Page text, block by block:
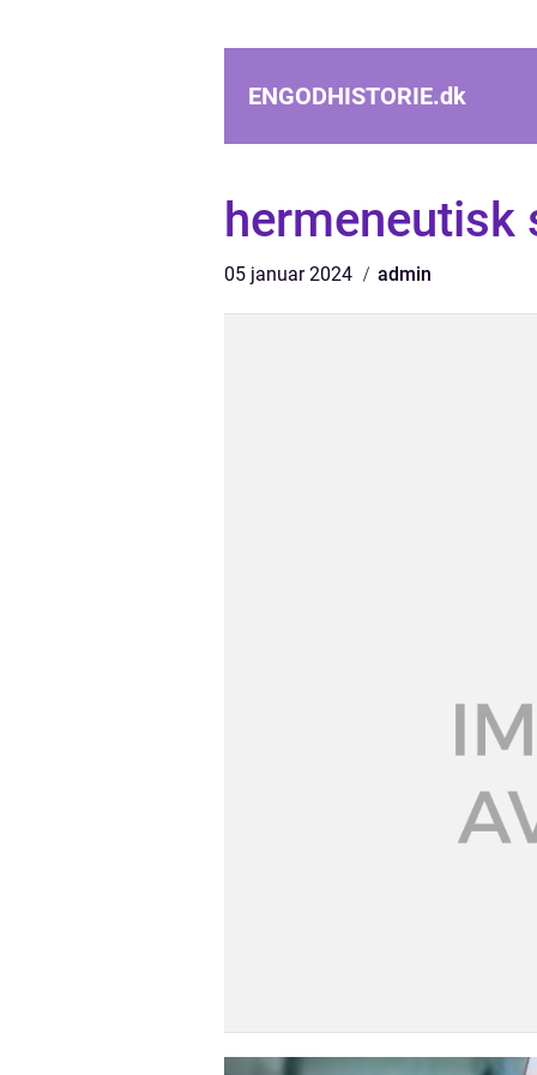
ENGODHISTORIE.dk
hermeneutisk
05 januar 2024 admin